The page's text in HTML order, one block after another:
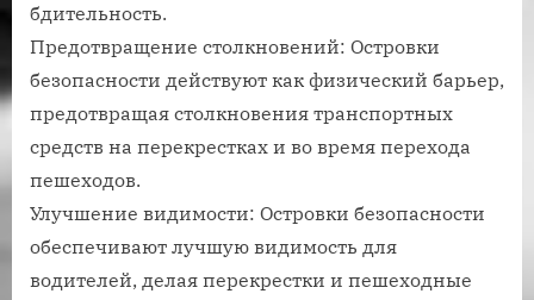
бдительность.
Предотвращение столкновений: Островки
безопасности действуют как физический барьер,
предотвращая столкновения транспортных
средств на перекрестках и во время перехода
пешеходов.
Улучшение видимости: Островки безопасности
обеспечивают лучшую видимость для
водителей, делая перекрестки и пешеходные